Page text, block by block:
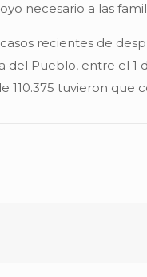
necesario a las
recientes de
del Pueblo, entre el
110.375 tuvieron que